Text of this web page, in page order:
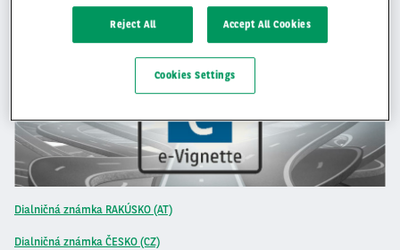
Dialničná známka RAKÚSKO (AT)
Dialničná známka ČESKO (CZ)
Reject All Accept All Cookies
Cookies Settings